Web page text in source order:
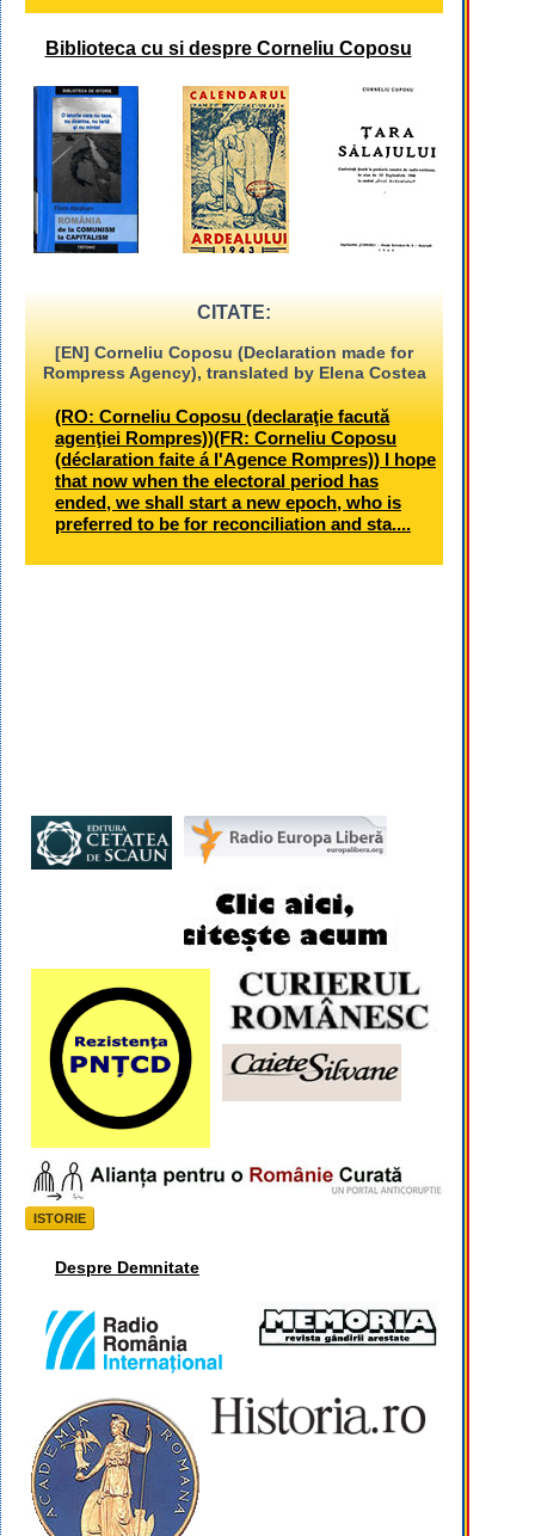
Biblioteca cu si despre Corneliu Coposu
CITATE:
[EN] Corneliu Coposu (Declaration made for
Rompress Agency), translated by Elena Costea
(RO: Corneliu Coposu (declaraţie facută
agenţiei Rompres))(FR: Corneliu Coposu
(déclaration faite á l'Agence Rompres)) I hope
that now when the electoral period has
ended, we shall start a new epoch, who is
preferred to be for reconciliation and sta....
ISTORIE
Despre Demnitate